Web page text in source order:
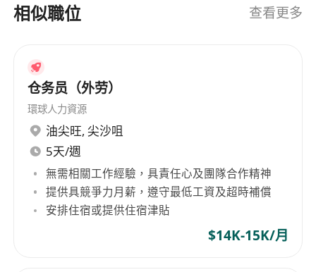
相似職位 查看更多
仓务员（外劳）
環球人力資源
油尖旺, 尖沙咀
5天/週
無需相關工作經驗，具責任心及團隊合作精神
提供具競爭力月薪，遵守最低工資及超時補償
安排住宿或提供住宿津貼
$14K-15K/月